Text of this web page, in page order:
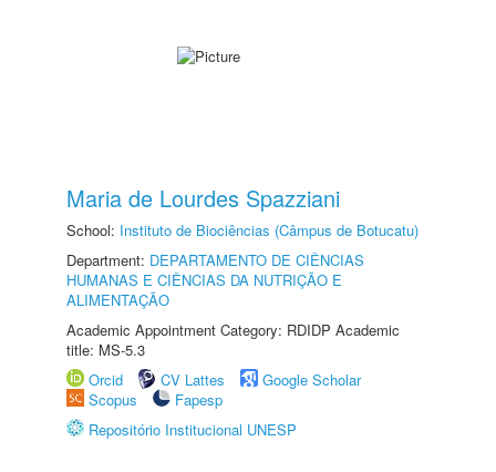
Maria de Lourdes Spazziani
School: Instituto de Biociências (Câmpus de Botucatu)
Department: DEPARTAMENTO DE CIÊNCIAS
HUMANAS E CIÊNCIAS DA NUTRIÇÃO E
ALIMENTAÇÃO
Academic Appointment Category: RDIDP Academic
title: MS-5.3
Orcid
CV Lattes
Google Scholar
Scopus
Fapesp
Repositório Institucional UNESP